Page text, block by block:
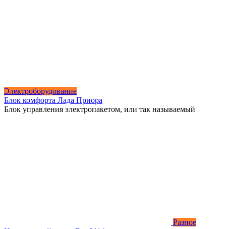
Электроборудование
Блок комфорта Лада Приора
Блок управления электропакетом, или так называемый
Разное